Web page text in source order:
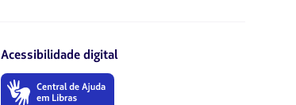
Acessibilidade digital
O